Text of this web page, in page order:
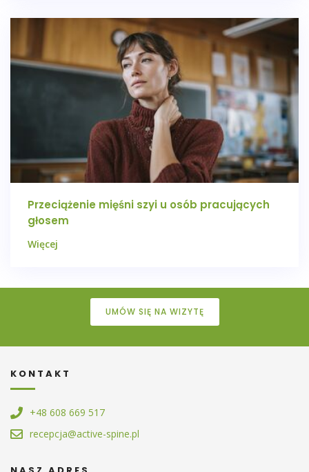
Przeciążenie mięśni szyi u osób pracujących
głosem
Więcej
UMÓW SIĘ NA WIZYTĘ
KONTAKT
+48 608 669 517
recepcja@active-spine.pl